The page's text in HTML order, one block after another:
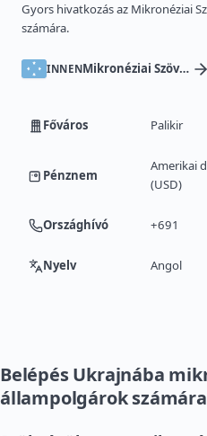
Gyors hivatkozás az Mikronéziai
számára.
INNEN Mikronéziai Szövetségi Államok
Főváros Palikir
Pénznem
Amerikai
(USD)
Országhívó +691
Nyelv Angol
Belépés Ukrajnába
állampolgárok számára